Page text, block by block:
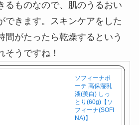
るものなので、肌のうるおい
できます。スキンケアをした
間がたったら乾燥するという
そうですね！
ソフィーナボ
ーテ 高保湿乳
液(美白) しっ
とり(60g)【ソ
フィーナ(SOFI